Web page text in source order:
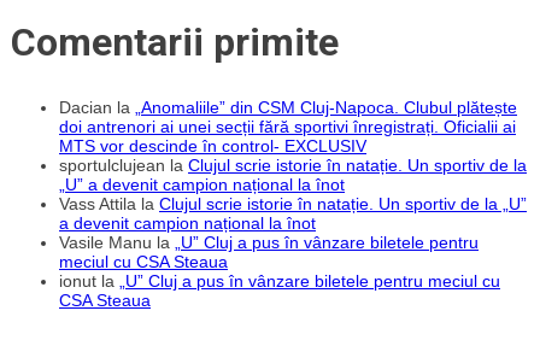
Comentarii primite
Dacian la
„Anomaliile” din CSM Cluj-Napoca. Clubul plătește
doi antrenori ai unei secții fără sportivi înregistrați. Oficialii ai
MTS vor descinde în control- EXCLUSIV
sportulclujean la Clujul scrie istorie în natație. Un sportiv de la
„U” a devenit campion național la înot
Vass Attila la Clujul scrie istorie în natație. Un sportiv de la „U”
a devenit campion național la înot
Vasile Manu la
„U” Cluj a pus în vânzare biletele pentru
meciul cu CSA Steaua
ionut la
„U” Cluj a pus în vânzare biletele pentru meciul cu
CSA Steaua